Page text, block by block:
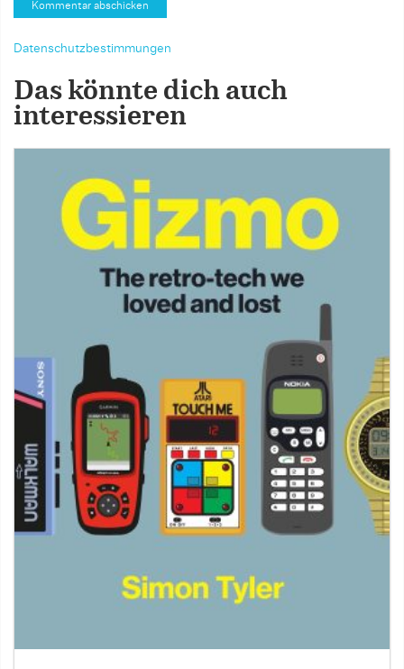
Datenschutzbestimmungen
Das könnte dich auch
interessieren